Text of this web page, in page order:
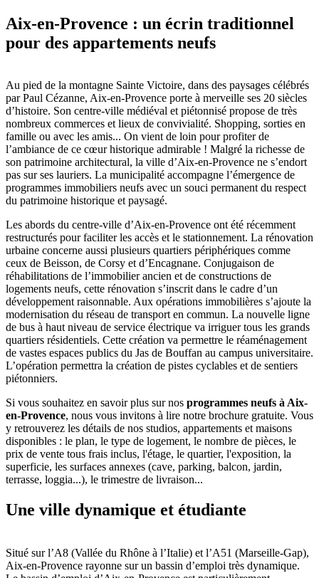
Aix-en-Provence : un écrin traditionnel
pour des appartements neufs
Au pied de la montagne Sainte Victoire, dans des paysages célébrés
par Paul Cézanne, Aix-en-Provence porte à merveille ses 20 siècles
d’histoire. Son centre-ville médiéval et piétonnisé propose de très
nombreux commerces et lieux de convivialité. Shopping, sorties en
famille ou avec les amis... On vient de loin pour profiter de
l’ambiance de ce cœur historique admirable ! Malgré la richesse de
son patrimoine architectural, la ville d’Aix-en-Provence ne s’endort
pas sur ses lauriers. La municipalité accompagne l’émergence de
programmes immobiliers neufs avec un souci permanent du respect
du patrimoine historique et paysagé.
Les abords du centre-ville d’Aix-en-Provence ont été récemment
restructurés pour faciliter les accès et le stationnement. La rénovation
urbaine concerne aussi plusieurs quartiers périphériques comme
ceux de Beisson, de Corsy et d’Encagnane. Conjugaison de
réhabilitations de l’immobilier ancien et de constructions de
logements neufs, cette rénovation s’inscrit dans le cadre d’un
développement raisonnable. Aux opérations immobilières s’ajoute la
modernisation du réseau de transport en commun. La nouvelle ligne
de bus à haut niveau de service électrique va irriguer tous les grands
quartiers résidentiels. Cette création va permettre le réaménagement
de vastes espaces publics du Jas de Bouffan au campus universitaire.
L’opération permettra la création de pistes cyclables et de sentiers
piétonniers.
Si vous souhaitez en savoir plus sur nos programmes neufs à Aix-
en-Provence, nous vous invitons à lire notre brochure gratuite. Vous
y retrouverez les détails de nos studios, appartements et maisons
disponibles : le plan, le type de logement, le nombre de pièces, le
prix de vente tous frais inclus, l'étage, le quartier, l'exposition, la
superficie, les surfaces annexes (cave, parking, balcon, jardin,
terrasse, loggia...), le trimestre de livraison...
Une ville dynamique et étudiante
Situé sur l’A8 (Vallée du Rhône à l’Italie) et l’A51 (Marseille-Gap),
Aix-en-Provence rayonne sur un bassin d’emploi très dynamique.